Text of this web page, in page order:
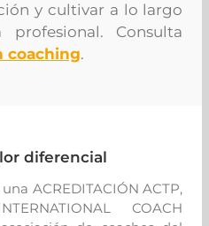
y cultivar a lo largo
Consulta
coaching.
diferencial
ACREDITACIÓN ACTP,
COACH